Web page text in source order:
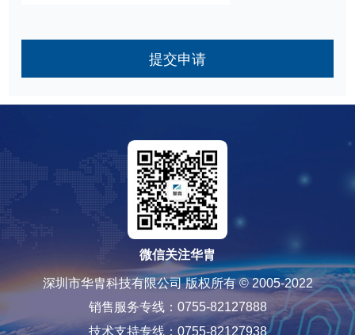
提交申请
微信关注华胄
深圳市华胄科技有限公司 版权所有 © 2005-2022
销售服务专线：0755-82127888
技术支持专线：0755-82127938